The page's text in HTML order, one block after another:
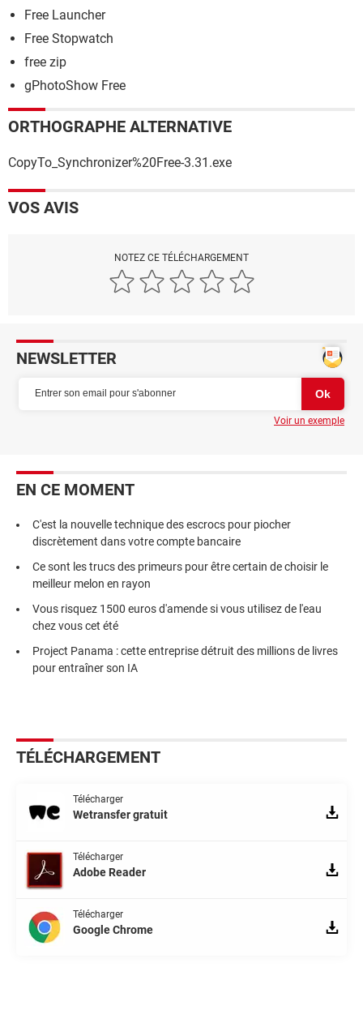
Free Launcher
Free Stopwatch
free zip
gPhotoShow Free
ORTHOGRAPHE ALTERNATIVE
CopyTo_Synchronizer%20Free-3.31.exe
VOS AVIS
NOTEZ CE TÉLÉCHARGEMENT
NEWSLETTER
Voir un exemple
EN CE MOMENT
C'est la nouvelle technique des escrocs pour piocher
discrètement dans votre compte bancaire
Ce sont les trucs des primeurs pour être certain de choisir le
meilleur melon en rayon
Vous risquez 1500 euros d'amende si vous utilisez de l'eau
chez vous cet été
Project Panama : cette entreprise détruit des millions de livres
pour entraîner son IA
TÉLÉCHARGEMENT
Télécharger
Wetransfer gratuit
Télécharger
Adobe Reader
Télécharger
Google Chrome